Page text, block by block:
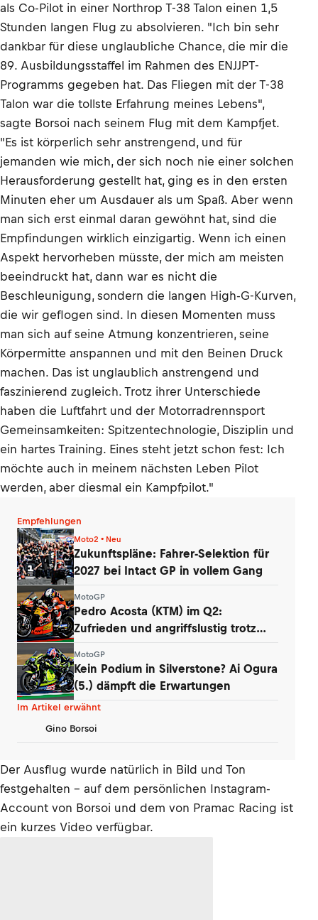
als Co-Pilot in einer Northrop T-38 Talon einen 1,5
Stunden langen Flug zu absolvieren. "Ich bin sehr
dankbar für diese unglaubliche Chance, die mir die
89. Ausbildungsstaffel im Rahmen des ENJJPT-
Programms gegeben hat. Das Fliegen mit der T-38
Talon war die tollste Erfahrung meines Lebens",
sagte Borsoi nach seinem Flug mit dem Kampfjet.
"Es ist körperlich sehr anstrengend, und für
jemanden wie mich, der sich noch nie einer solchen
Herausforderung gestellt hat, ging es in den ersten
Minuten eher um Ausdauer als um Spaß. Aber wenn
man sich erst einmal daran gewöhnt hat, sind die
Empfindungen wirklich einzigartig. Wenn ich einen
Aspekt hervorheben müsste, der mich am meisten
beeindruckt hat, dann war es nicht die
Beschleunigung, sondern die langen High-G-Kurven,
die wir geflogen sind. In diesen Momenten muss
man sich auf seine Atmung konzentrieren, seine
Körpermitte anspannen und mit den Beinen Druck
machen. Das ist unglaublich anstrengend und
faszinierend zugleich. Trotz ihrer Unterschiede
haben die Luftfahrt und der Motorradrennsport
Gemeinsamkeiten: Spitzentechnologie, Disziplin und
ein hartes Training. Eines steht jetzt schon fest: Ich
möchte auch in meinem nächsten Leben Pilot
werden, aber diesmal ein Kampfpilot."
Empfehlungen
Moto2 • Neu
Zukunftspläne: Fahrer-Selektion für
2027 bei Intact GP in vollem Gang
MotoGP
Pedro Acosta (KTM) im Q2:
Zufrieden und angriffslustig trotz
MotoGP
Kein Podium in Silverstone? Ai Ogura
(5.) dämpft die Erwartungen
Im Artikel erwähnt
Gino Borsoi
Der Ausflug wurde natürlich in Bild und Ton
festgehalten – auf dem persönlichen Instagram-
Account von Borsoi und dem von Pramac Racing ist
ein kurzes Video verfügbar.